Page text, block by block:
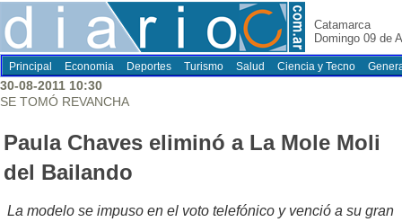
Catamarca
Domingo 09 de
Principal Economia Deportes Turismo Salud Ciencia y Tecno
30-08-2011 10:30
SE TOMÓ REVANCHA
Paula Chaves eliminó a La Mole Moli
del Bailando
La modelo se impuso en el voto telefónico y venció a su gran